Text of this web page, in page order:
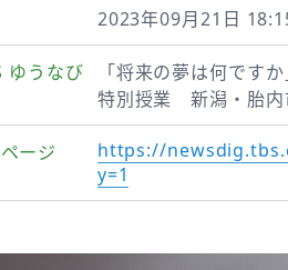
2023年09月21日
ゆうなび
「将来の夢は何です
特別授業 新潟・胎内
ージ
https://
y=1